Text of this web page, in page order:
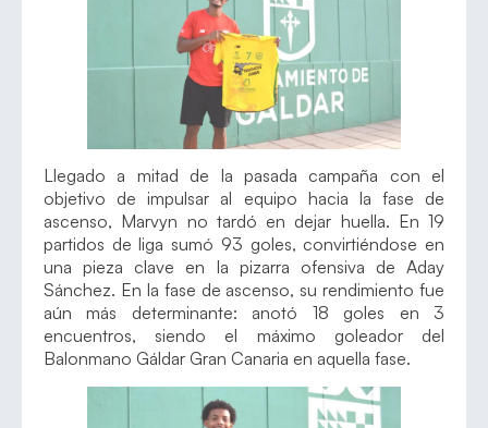
Llegado a mitad de la pasada campaña con el
objetivo de impulsar al equipo hacia la fase de
ascenso, Marvyn no tardó en dejar huella. En 19
partidos de liga sumó 93 goles, convirtiéndose en
una pieza clave en la pizarra ofensiva de Aday
Sánchez. En la fase de ascenso, su rendimiento fue
aún más determinante: anotó 18 goles en 3
encuentros, siendo el máximo goleador del
Balonmano Gáldar Gran Canaria en aquella fase.